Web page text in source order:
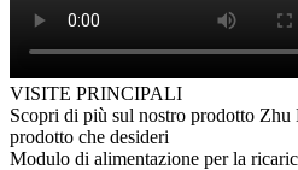
VISITE PRINCIPALI
Scopri di più sul nostro prodotto
prodotto che desideri
Modulo di alimentazione per la